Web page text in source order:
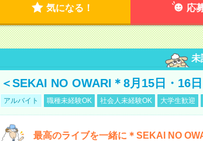
気になる！ 応
未
＜SEKAI NO OWARI＊8月15日・16
アルバイト 職種未経験OK 社会人未経験OK 大学生歓迎
最高のライブを一緒に＊SEKAI NO